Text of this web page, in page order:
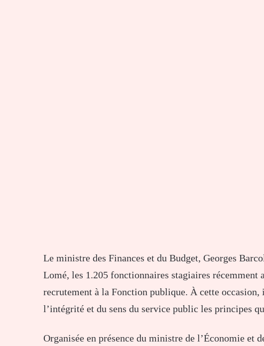
Le ministre des Finances et du Budget, Georges
Lomé, les 1.205 fonctionnaires stagiaires récemment
recrutement à la Fonction publique. À cette
l’intégrité et du sens du service public les principes
Organisée en présence du ministre de l’Économie et